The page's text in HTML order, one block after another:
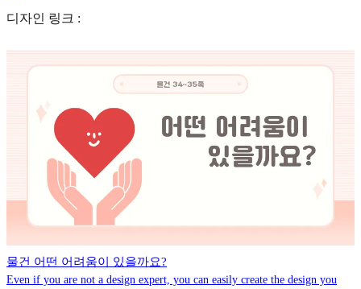
디자인 링크 :
물건 어떤 어려움이 있을까요?
Even if you are not a design expert, you can easily create the design you